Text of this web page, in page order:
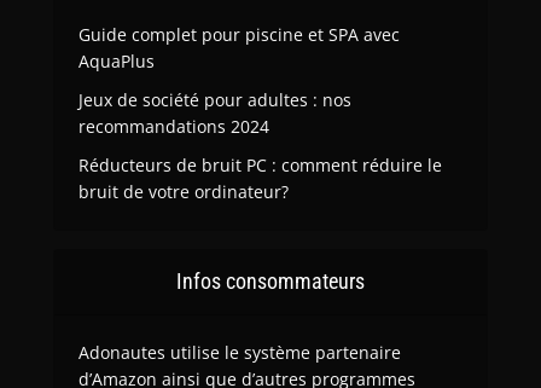
Guide complet pour piscine et SPA avec
AquaPlus
Jeux de société pour adultes : nos
recommandations 2024
Réducteurs de bruit PC : comment réduire le
bruit de votre ordinateur?
Infos consommateurs
Adonautes utilise le système partenaire
d’Amazon ainsi que d’autres programmes